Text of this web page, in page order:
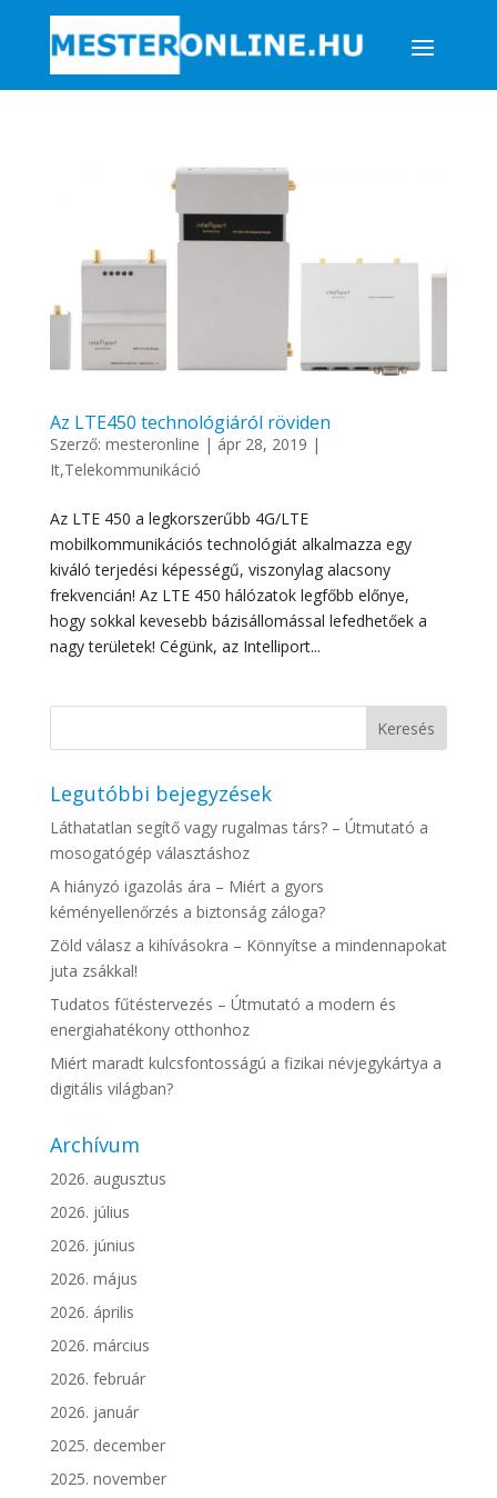
Az LTE450 technológiáról röviden
Szerző: mesteronline | ápr 28, 2019 |
It,Telekommunikáció
Az LTE 450 a legkorszerűbb 4G/LTE
mobilkommunikációs technológiát alkalmazza egy
kiváló terjedési képességű, viszonylag alacsony
frekvencián! Az LTE 450 hálózatok legfőbb előnye,
hogy sokkal kevesebb bázisállomással lefedhetőek a
nagy területek! Cégünk, az Intelliport...
Legutóbbi bejegyzések
Láthatatlan segítő vagy rugalmas társ? – Útmutató a
mosogatógép választáshoz
A hiányzó igazolás ára – Miért a gyors
kéményellenőrzés a biztonság záloga?
Zöld válasz a kihívásokra – Könnyítse a mindennapokat
juta zsákkal!
Tudatos fűtéstervezés – Útmutató a modern és
energiahatékony otthonhoz
Miért maradt kulcsfontosságú a fizikai névjegykártya a
digitális világban?
Archívum
2026. augusztus
2026. július
2026. június
2026. május
2026. április
2026. március
2026. február
2026. január
2025. december
2025. november